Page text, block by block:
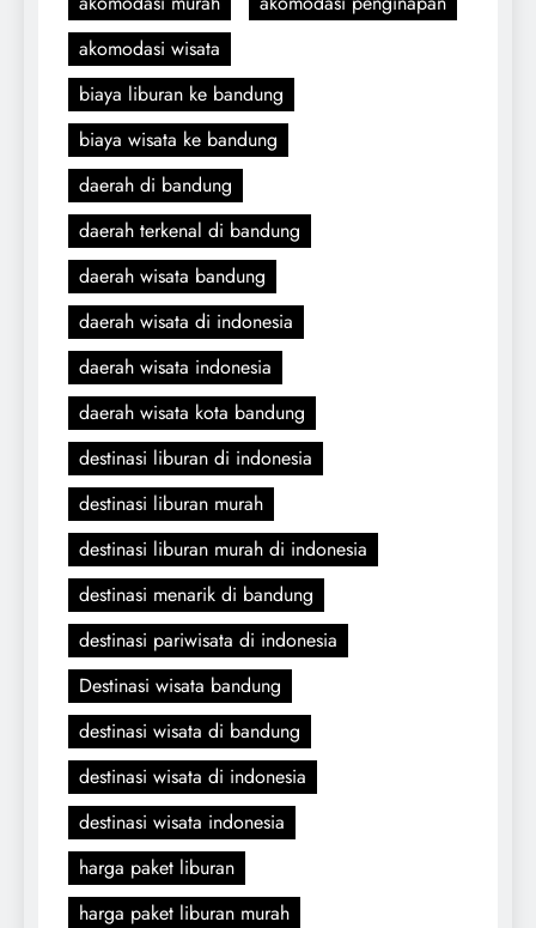
akomodasi wisata
biaya liburan ke bandung
biaya wisata ke bandung
daerah di bandung
daerah terkenal di bandung
daerah wisata bandung
daerah wisata di indonesia
daerah wisata indonesia
daerah wisata kota bandung
destinasi liburan di indonesia
destinasi liburan murah
destinasi liburan murah di indonesia
destinasi menarik di bandung
destinasi pariwisata di indonesia
Destinasi wisata bandung
destinasi wisata di bandung
destinasi wisata di indonesia
destinasi wisata indonesia
harga paket liburan
harga paket liburan murah